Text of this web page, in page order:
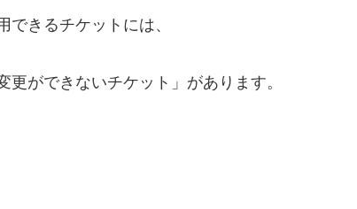
きるチケットには、
更ができないチケット」があります。